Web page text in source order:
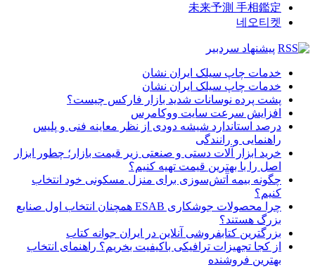
未来予測 手相鑑定
네오티켓
پیشنهاد سردبیر
خدمات چاپ سیلک ایران نشان
خدمات چاپ سیلک ایران نشان
پشت پرده نوسانات شدید بازار فارکس چیست؟
افزایش سرعت سایت ووکامرس
درصد استاندارد شیشه دودی از نظر معاینه فنی و پلیس
راهنمایی و رانندگی
خرید ابزار آلات دستی و صنعتی زیر قیمت بازار؛ چطور ابزار
اصل را با بهترین قیمت تهیه کنیم؟
چگونه بیمه آتش‌سوزی برای منزل مسکونی خود انتخاب
کنیم؟
چرا محصولات جوشکاری ESAB همچنان انتخاب اول صنایع
بزرگ هستند؟
بزرگترین کتابفروشی آنلاین در ایران جوانه کتاب
از کجا تجهیزات ترافیکی باکیفیت بخریم؟ راهنمای انتخاب
بهترین فروشنده